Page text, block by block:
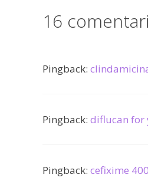
16
Pingback:
Pingback: diflucan for
Pingback: cefixime